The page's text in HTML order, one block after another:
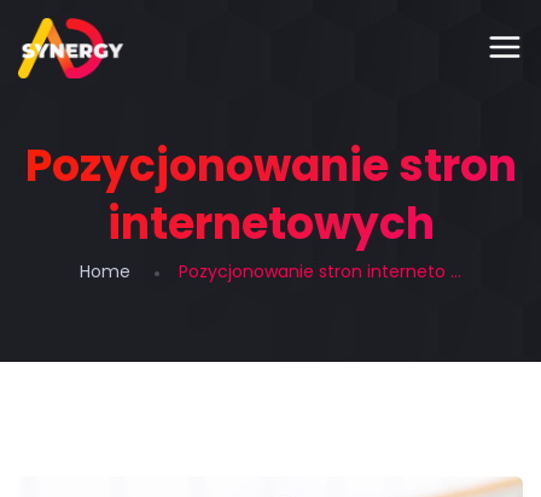
Pozycjonowanie stron
internetowych
Home Pozycjonowanie stron interneto ...